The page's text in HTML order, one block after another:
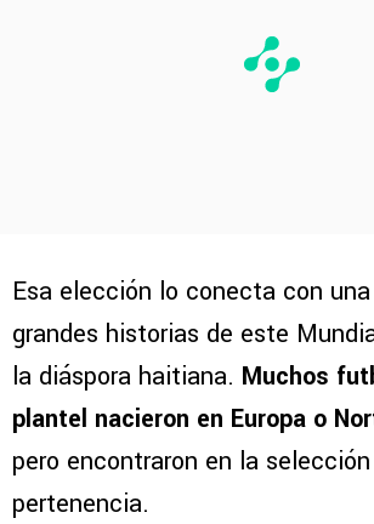
Esa elección lo conecta con
grandes historias de este
la diáspora haitiana. Muchos
plantel nacieron en Europa o
pero encontraron en la
pertenencia.